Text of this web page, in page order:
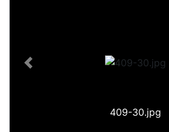
409-30.jpg
Previous